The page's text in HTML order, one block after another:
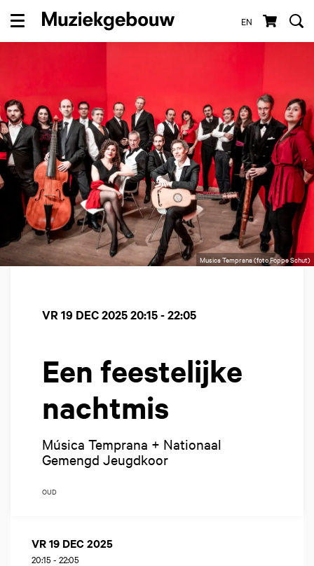
EN
Menu
Musica Temprana (foto Foppe Schut)
Een feestelijke
nachtmis
Música Temprana + Nationaal
Gemengd Jeugdkoor
VR 19 DEC 202520:15 - 22:05
OUD
VR 19 DEC 2025
20:15 - 22:05